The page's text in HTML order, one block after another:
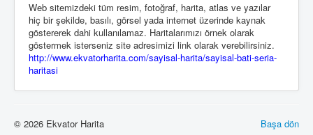
Web sitemizdeki tüm resim, fotoğraf, harita, atlas ve yazılar
hiç bir şekilde, basılı, görsel yada internet üzerinde kaynak
göstererek dahi kullanılamaz. Haritalarımızı örnek olarak
göstermek isterseniz site adresimizi link olarak verebilirsiniz.
http://www.ekvatorharita.com/sayisal-harita/sayisal-bati-seria-
haritasi
Başa dön
© 2026 Ekvator Harita